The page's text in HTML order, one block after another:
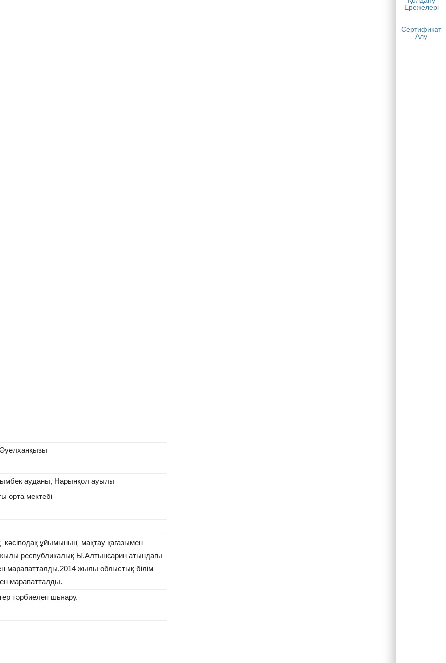
Ережелері
Сертификат
Алу
ауданы, Нарынқол ауылы
орта мектебі
ұйымының мақтау қағазымен
республикалық Ы.Алтынсарин атындағы
марапатталды,2014 жылы облыстық білім
марапатталды.
тәрбиелеп шығару.